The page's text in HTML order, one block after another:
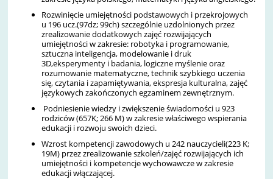
Rozwinięcie umiejętności podstawowych i przekrojowych
u 196 ucz.(97dz; 99ch) szczególnie uzdolnionych przez
zrealizowanie dodatkowych zajęć rozwijających
umiejętności w zakresie: robotyka i programowanie,
sztuczna inteligencja, modelowanie i druk
3D,eksperymenty i badania, logiczne myślenie oraz
rozumowanie matematyczne, technik szybkiego uczenia
się, czytania i zapamiętywania, ekspresja kulturalna, zajęć
językowych zakończonych egzaminem zewnętrznym.
Podniesienie wiedzy i zwiększenie świadomości u 923
rodziców (657K; 266 M) w zakresie właściwego wspierania
edukacji i rozwoju swoich dzieci.
Wzrost kompetencji zawodowych u 242 nauczycieli(223 K;
19M) przez zrealizowanie szkoleń/zajęć rozwijających ich
umiejętności i kompetencje wychowawcze w zakresie
edukacji włączającej.